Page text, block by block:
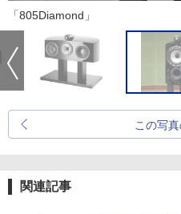
「805Diamond」
この写
関連記事